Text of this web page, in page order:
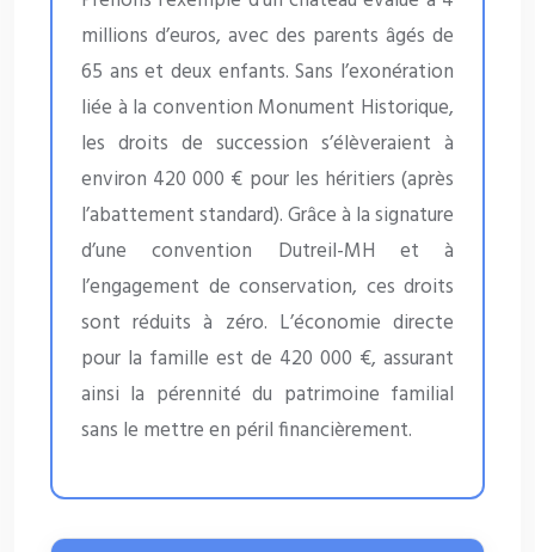
millions d’euros, avec des parents âgés de
65 ans et deux enfants. Sans l’exonération
liée à la convention Monument Historique,
les droits de succession s’élèveraient à
environ 420 000 € pour les héritiers (après
l’abattement standard). Grâce à la signature
d’une convention Dutreil-MH et à
l’engagement de conservation, ces droits
sont réduits à zéro. L’économie directe
pour la famille est de 420 000 €, assurant
ainsi la pérennité du patrimoine familial
sans le mettre en péril financièrement.